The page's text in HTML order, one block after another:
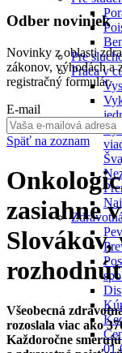
Pre
Práca v
Odber noviniek
Novinky z oblasti
zákonov, výhodách a
registračný formulár.
E-mail
Späť na zoznam
zasiahne
Slovákov,
Všeobecná
rozoslala viac ako
Každoročne